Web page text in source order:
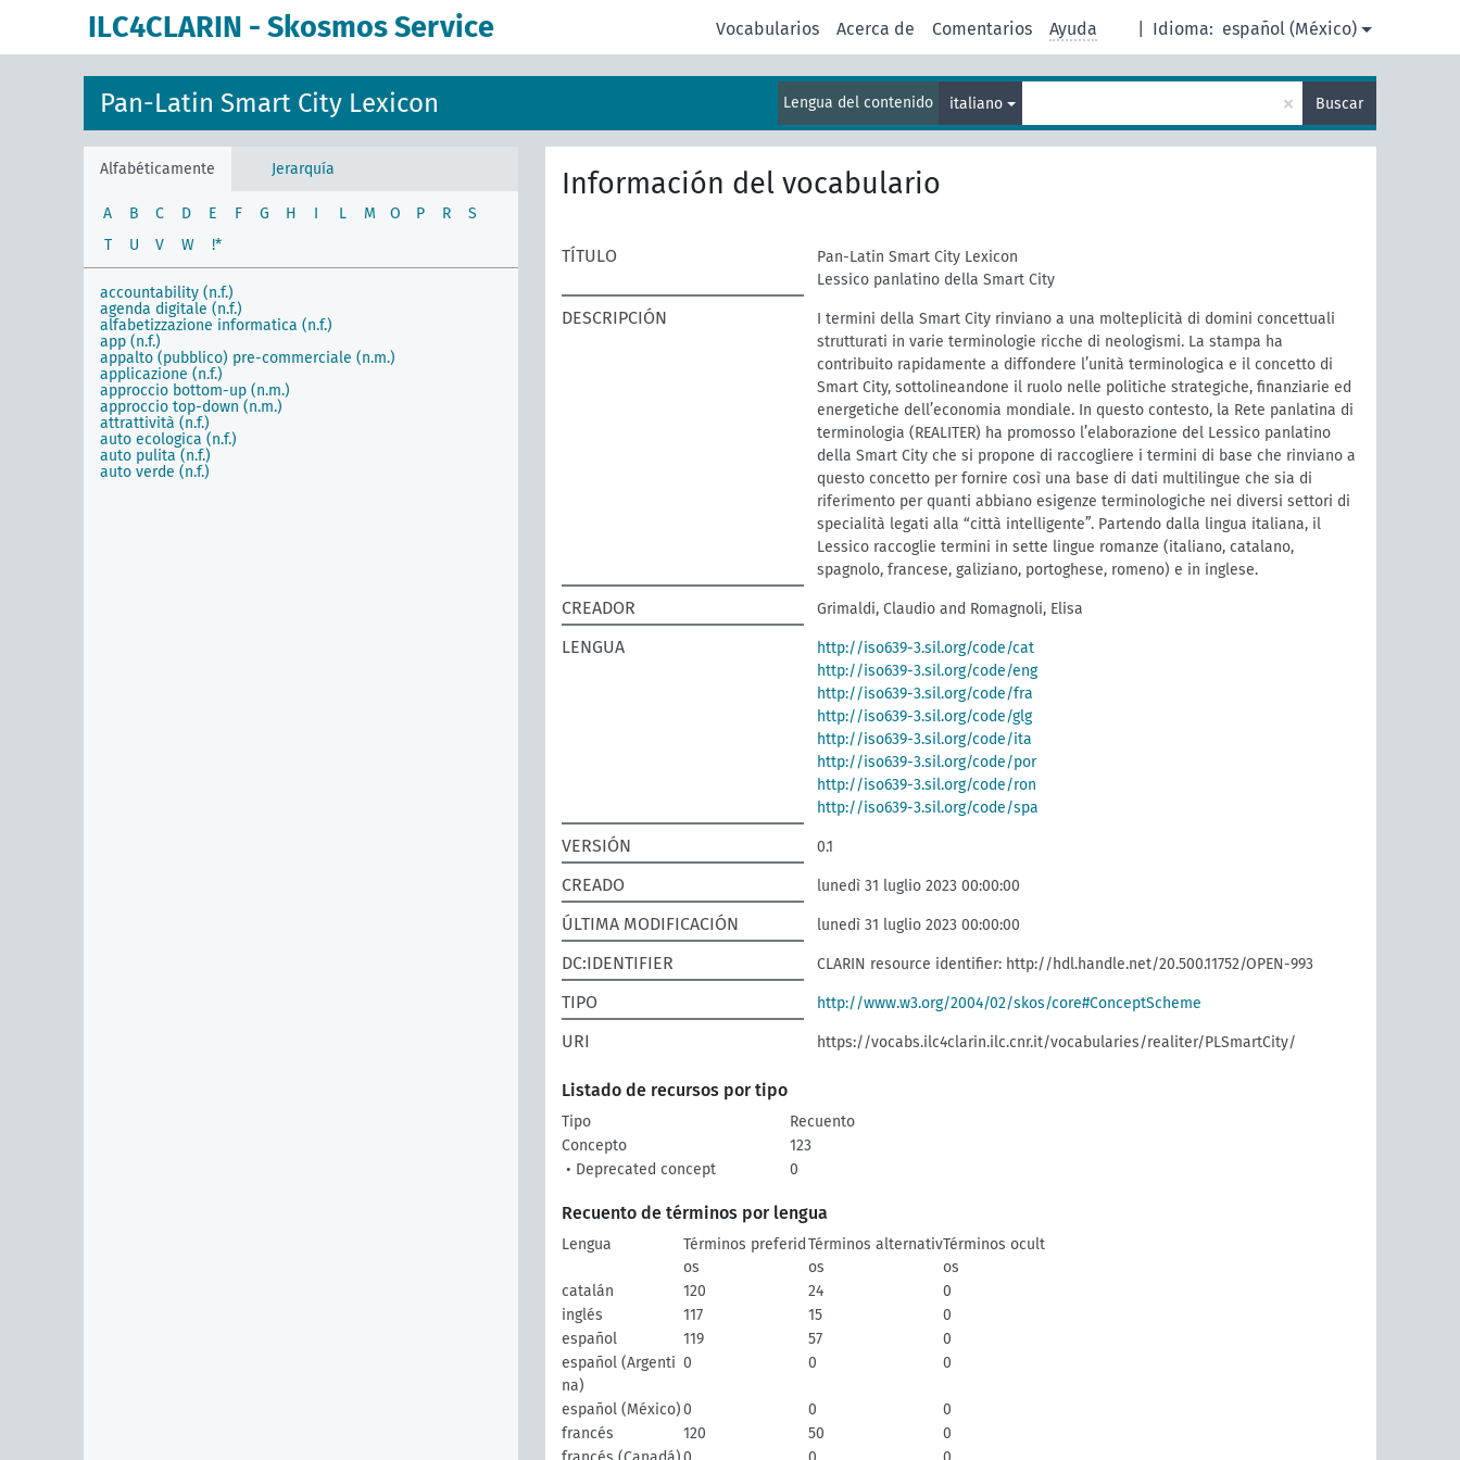
ILC4CLARIN - Skosmos Service Idioma: español (México)
Vocabularios Acerca de Comentarios Ayuda
Pan-Latin Smart City Lexicon Lengua del contenido italiano × Buscar
Alfabéticamente Jerarquía
A B C D E F G H I L M O P R
S
T
U V W !*
accountability (n.f.)
agenda digitale (n.f.)
alfabetizzazione informatica (n.f.)
app (n.f.)
appalto (pubblico) pre-commerciale (n.m.)
applicazione (n.f.)
approccio bottom-up (n.m.)
approccio top-down (n.m.)
attrattività (n.f.)
auto ecologica (n.f.)
auto pulita (n.f.)
auto verde (n.f.)
Información del vocabulario
TÍTULO
Pan-Latin Smart City Lexicon
Lessico panlatino della Smart City
DESCRIPCIÓN
I termini della Smart City rinviano a una molteplicità di domini concettuali
strutturati in varie terminologie ricche di neologismi. La stampa ha
contribuito rapidamente a diffondere l’unità terminologica e il concetto di
Smart City, sottolineandone il ruolo nelle politiche strategiche, finanziarie ed
energetiche dell’economia mondiale. In questo contesto, la Rete panlatina di
terminologia (REALITER) ha promosso l’elaborazione del Lessico panlatino
della Smart City che si propone di raccogliere i termini di base che rinviano a
questo concetto per fornire così una base di dati multilingue che sia di
riferimento per quanti abbiano esigenze terminologiche nei diversi settori di
specialità legati alla “città intelligente”. Partendo dalla lingua italiana, il
Lessico raccoglie termini in sette lingue romanze (italiano, catalano,
spagnolo, francese, galiziano, portoghese, romeno) e in inglese.
CREADOR Grimaldi, Claudio and Romagnoli, Elisa
LENGUA
http://iso639-3.sil.org/code/cat
http://iso639-3.sil.org/code/eng
http://iso639-3.sil.org/code/fra
http://iso639-3.sil.org/code/glg
http://iso639-3.sil.org/code/ita
http://iso639-3.sil.org/code/por
http://iso639-3.sil.org/code/ron
http://iso639-3.sil.org/code/spa
VERSIÓN 0.1
CREADO lunedì 31 luglio 2023 00:00:00
ÚLTIMA MODIFICACIÓN lunedì 31 luglio 2023 00:00:00
DC:IDENTIFIER CLARIN resource identifier: http://hdl.handle.net/20.500.11752/OPEN-993
TIPO http://www.w3.org/2004/02/skos/core#ConceptScheme
URI https://vocabs.ilc4clarin.ilc.cnr.it/vocabularies/realiter/PLSmartCity/
Listado de recursos por tipo
Tipo
Recuento
Concepto
123
• Deprecated concept
0
Recuento de términos por lengua
Lengua
Términos preferid
os
Términos alternativ
os
Términos ocult
os
catalán
120 24
0
inglés
117 15
0
español
119 57
0
español (Argenti
na)
0 0 0
español (México)0 0
0
francés
120 50
0